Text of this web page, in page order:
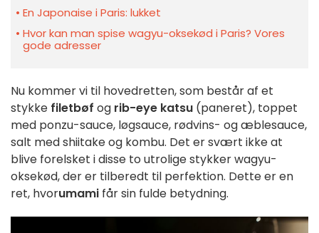
En Japonaise i Paris: lukket
Hvor kan man spise wagyu-oksekød i Paris? Vores
gode adresser
Nu kommer vi til hovedretten, som består af et
stykke filetbøf og rib-eye katsu (paneret), toppet
med ponzu-sauce, løgsauce, rødvins- og æblesauce,
salt med shiitake og kombu. Det er svært ikke at
blive forelsket i disse to utrolige stykker wagyu-
oksekød, der er tilberedt til perfektion. Dette er en
ret, hvorumami får sin fulde betydning.